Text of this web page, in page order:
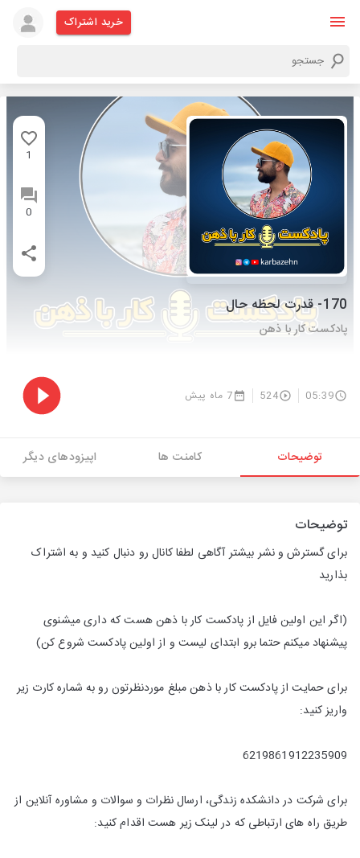
خرید اشتراک
1
0
170- قدرت لحظه حال
پادکست کار با ذهن
05:39
524 7 ماه پیش
توضیحات کامنت ها اپیزودهای دیگر
توضیحات
برای گسترش و نشر بیشتر آگاهی لطفا کانال رو دنبال کنید و به اشتراک
بذارید
(اگر این اولین فایل از پادکست کار با ذهن هست که داری میشنوی
پیشنهاد میکنم حتما برو ابتدای لیست و از اولین پادکست شروع کن)
برای حمایت از پادکست کار با ذهن مبلغ موردنظرتون رو به شماره کارت زیر
واریز کنید:
6219861912235909
برای شرکت در دانشکده زندگی، ارسال نظرات و سوالات و مشاوره آنلاین از
طریق راه های ارتباطی که در لینک زیر هست اقدام کنید: